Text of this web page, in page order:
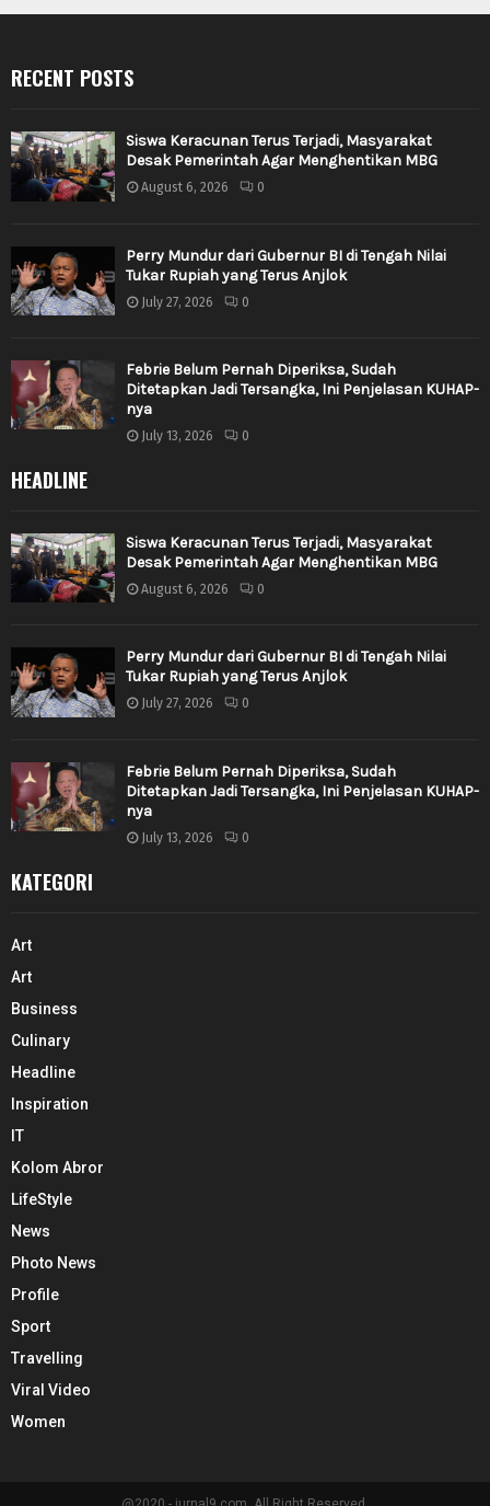
RECENT POSTS
Siswa Keracunan Terus Terjadi, Masyarakat
Desak Pemerintah Agar Menghentikan MBG
August 6, 2026 0
Perry Mundur dari Gubernur BI di Tengah Nilai
Tukar Rupiah yang Terus Anjlok
July 27, 2026 0
Febrie Belum Pernah Diperiksa, Sudah
Ditetapkan Jadi Tersangka, Ini Penjelasan KUHAP-
nya
July 13, 2026 0
HEADLINE
Siswa Keracunan Terus Terjadi, Masyarakat
Desak Pemerintah Agar Menghentikan MBG
August 6, 2026 0
Perry Mundur dari Gubernur BI di Tengah Nilai
Tukar Rupiah yang Terus Anjlok
July 27, 2026 0
Febrie Belum Pernah Diperiksa, Sudah
Ditetapkan Jadi Tersangka, Ini Penjelasan KUHAP-
nya
July 13, 2026 0
KATEGORI
Art
Art
Business
Culinary
Headline
Inspiration
IT
Kolom Abror
LifeStyle
News
Photo News
Profile
Sport
Travelling
Viral Video
Women